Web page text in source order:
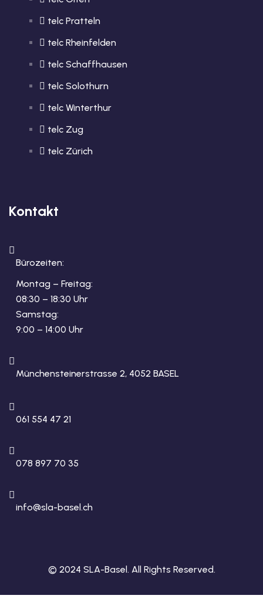
telc Pratteln
telc Rheinfelden
telc Schaffhausen
telc Solothurn
telc Winterthur
telc Zug
telc Zürich
Kontakt
Bürozeiten:
Montag – Freitag:
08:30 – 18:30 Uhr
Samstag:
9:00 – 14:00 Uhr
Münchensteinerstrasse 2, 4052 BASEL
061 554 47 21
078 897 70 35
info@sla-basel.ch
© 2024 SLA-Basel. All Rights Reserved.​